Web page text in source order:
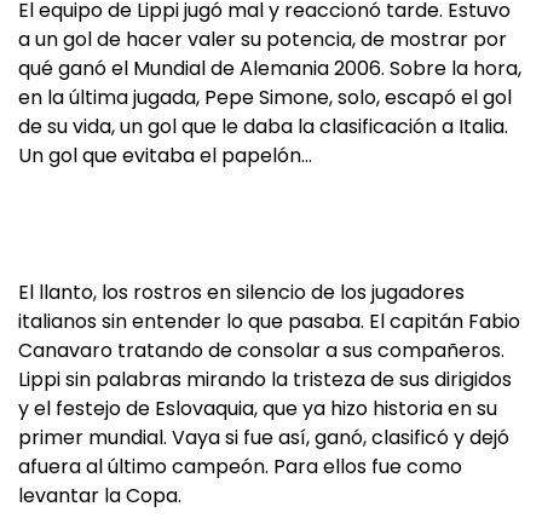
El equipo de Lippi jugó mal y reaccionó tarde. Estuvo
a un gol de hacer valer su potencia, de mostrar por
qué ganó el Mundial de Alemania 2006. Sobre la hora,
en la última jugada, Pepe Simone, solo, escapó el gol
de su vida, un gol que le daba la clasificación a Italia.
Un gol que evitaba el papelón…
El llanto, los rostros en silencio de los jugadores
italianos sin entender lo que pasaba. El capitán Fabio
Canavaro tratando de consolar a sus compañeros.
Lippi sin palabras mirando la tristeza de sus dirigidos
y el festejo de Eslovaquia, que ya hizo historia en su
primer mundial. Vaya si fue así, ganó, clasificó y dejó
afuera al último campeón. Para ellos fue como
levantar la Copa.